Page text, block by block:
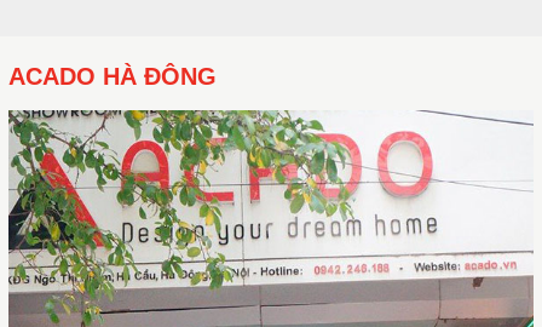
ACADO HÀ ĐÔNG